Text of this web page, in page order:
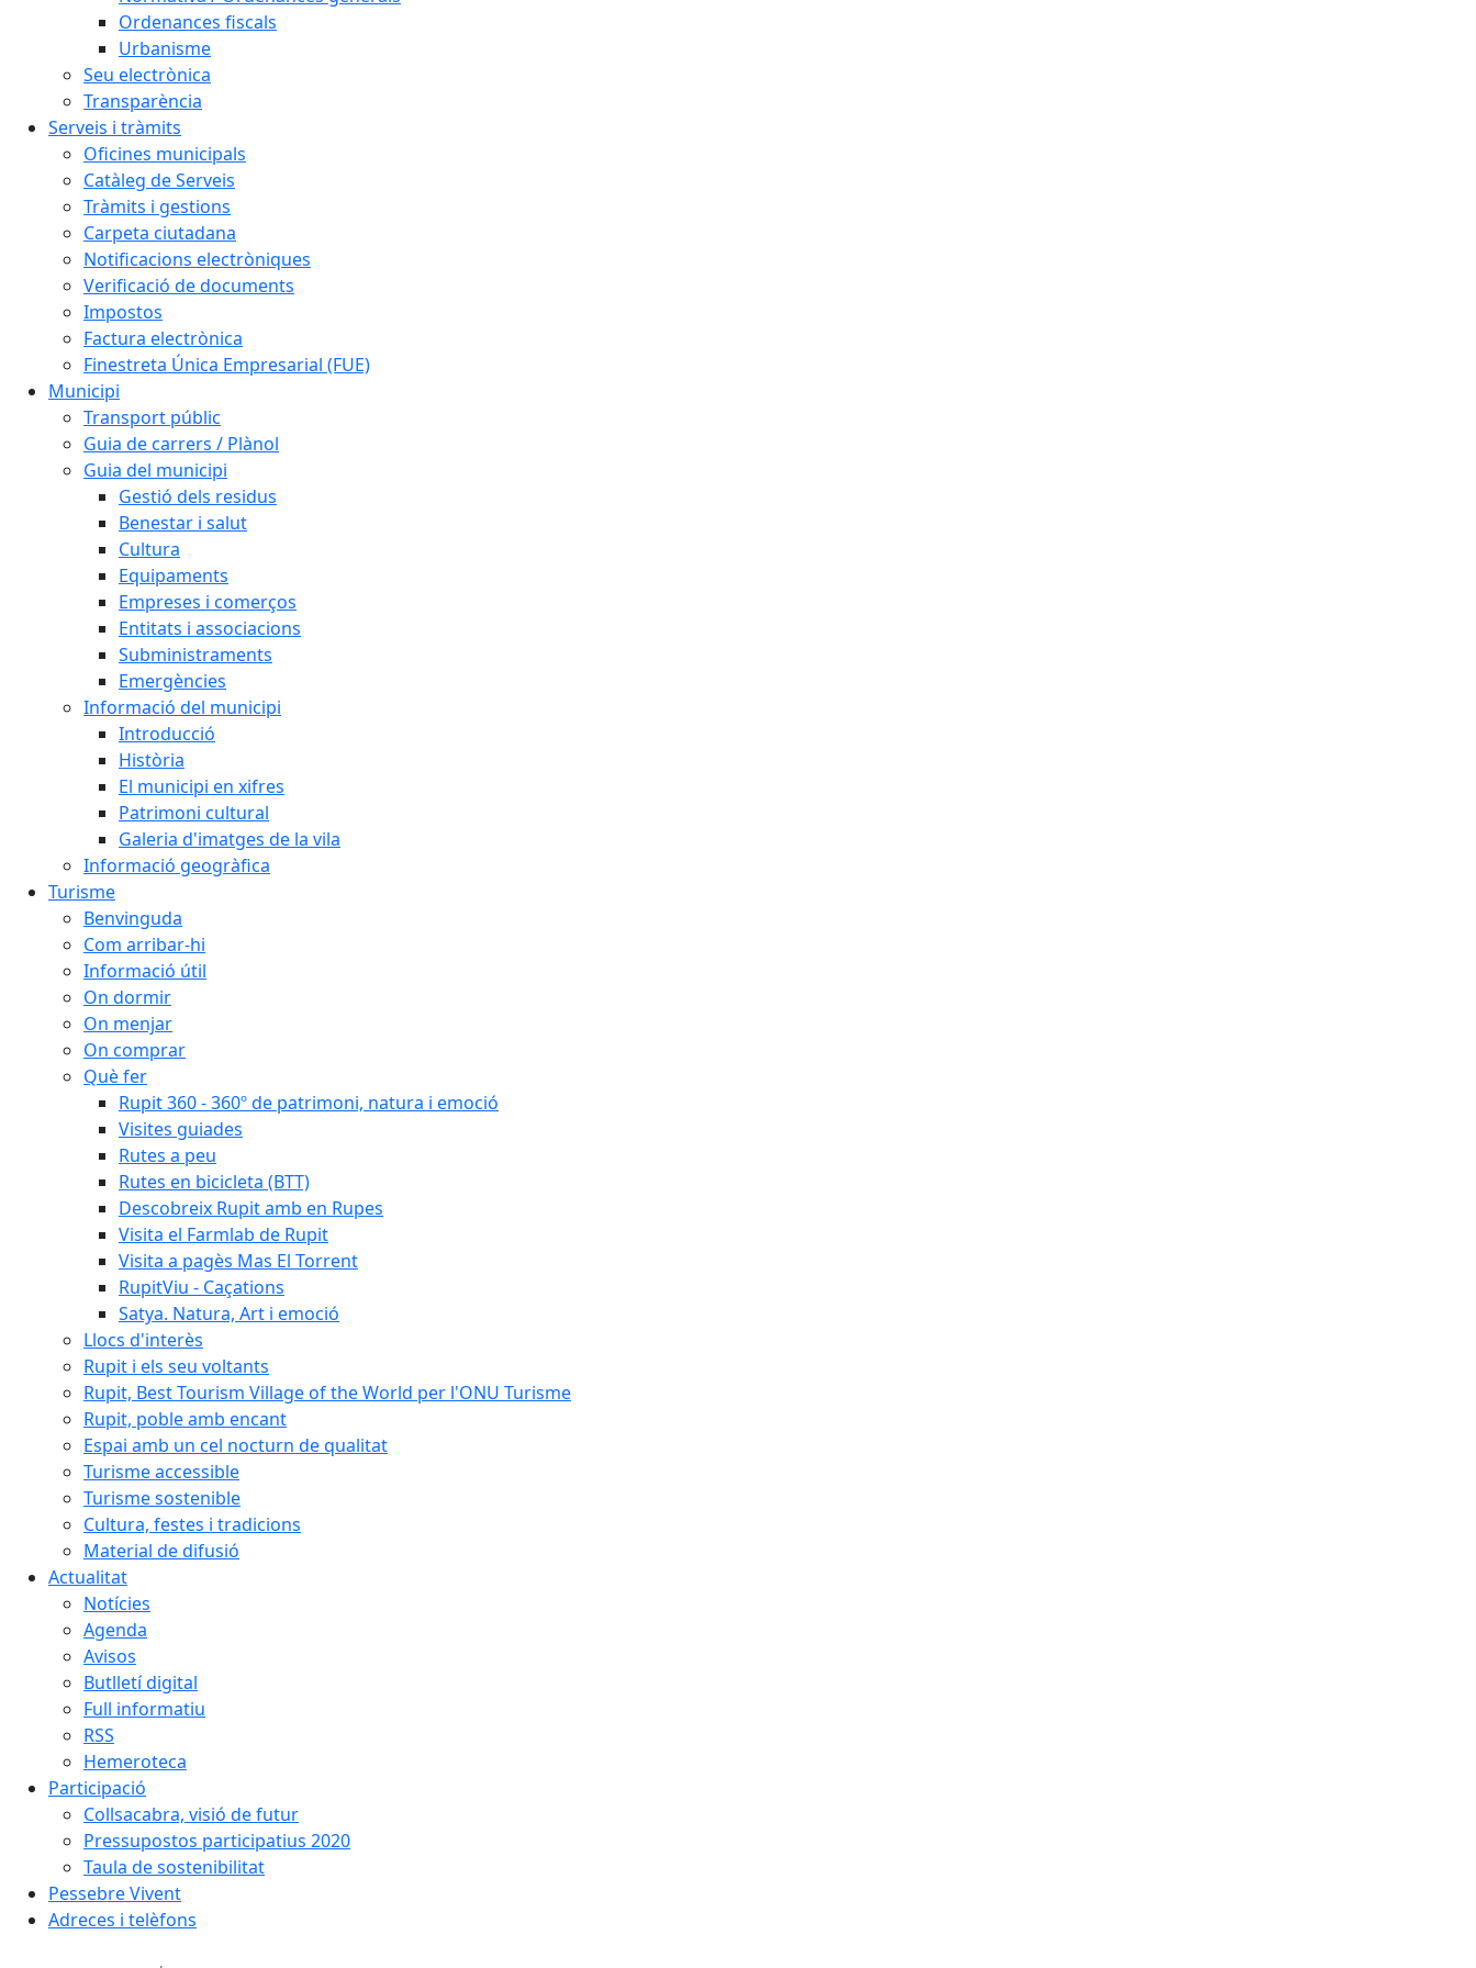
Ordenances fiscals
Urbanisme
Seu electrònica
Transparència
Serveis i tràmits
Oficines municipals
Catàleg de Serveis
Tràmits i gestions
Carpeta ciutadana
Notificacions electròniques
Verificació de documents
Impostos
Factura electrònica
Finestreta Única Empresarial (FUE)
Municipi
Transport públic
Guia de carrers / Plànol
Guia del municipi
Gestió dels residus
Benestar i salut
Cultura
Equipaments
Empreses i comerços
Entitats i associacions
Subministraments
Emergències
Informació del municipi
Introducció
Història
El municipi en xifres
Patrimoni cultural
Galeria d'imatges de la vila
Informació geogràfica
Turisme
Benvinguda
Com arribar-hi
Informació útil
On dormir
On menjar
On comprar
Què fer
Rupit 360 - 360º de patrimoni, natura i emoció
Visites guiades
Rutes a peu
Rutes en bicicleta (BTT)
Descobreix Rupit amb en Rupes
Visita el Farmlab de Rupit
Visita a pagès Mas El Torrent
RupitViu - Caçations
Satya. Natura, Art i emoció
Llocs d'interès
Rupit i els seu voltants
Rupit, Best Tourism Village of the World per l'ONU Turisme
Rupit, poble amb encant
Espai amb un cel nocturn de qualitat
Turisme accessible
Turisme sostenible
Cultura, festes i tradicions
Material de difusió
Actualitat
Notícies
Agenda
Avisos
Butlletí digital
Full informatiu
RSS
Hemeroteca
Participació
Collsacabra, visió de futur
Pressupostos participatius 2020
Taula de sostenibilitat
Pessebre Vivent
Adreces i telèfons